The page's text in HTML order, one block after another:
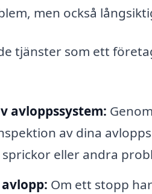
men också
tjänster som ett
avloppssystem:
av dina
eller andra
Om ett stopp